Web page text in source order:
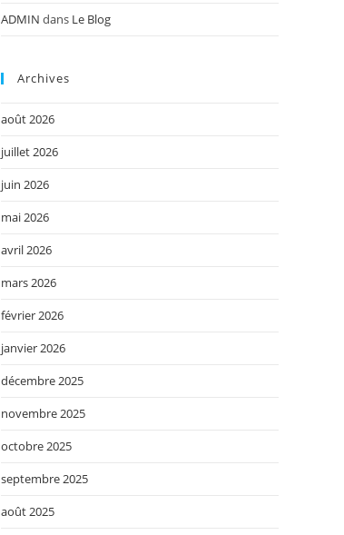
ADMIN dans Le Blog
Archives
août 2026
juillet 2026
juin 2026
mai 2026
avril 2026
mars 2026
février 2026
janvier 2026
décembre 2025
novembre 2025
octobre 2025
septembre 2025
août 2025